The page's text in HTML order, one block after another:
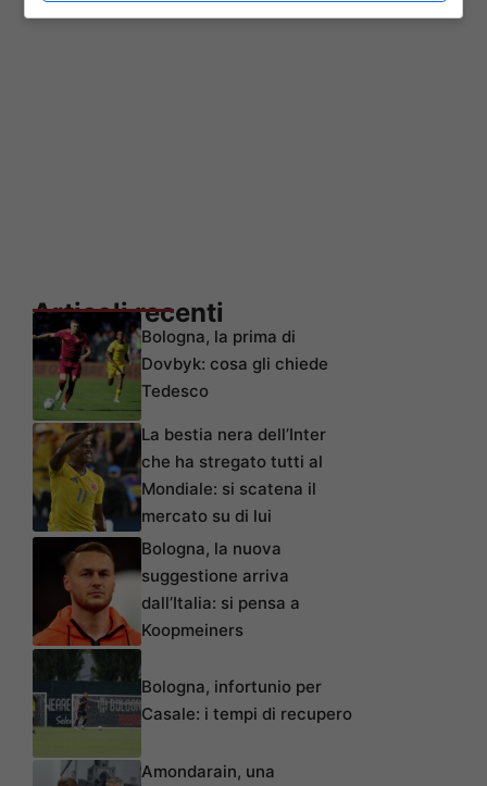
Articoli recenti
Bologna, la prima di
Dovbyk: cosa gli chiede
Tedesco
La bestia nera dell’Inter
che ha stregato tutti al
Mondiale: si scatena il
mercato su di lui
Bologna, la nuova
suggestione arriva
dall’Italia: si pensa a
Koopmeiners
Bologna, infortunio per
Casale: i tempi di recupero
Amondarain, una